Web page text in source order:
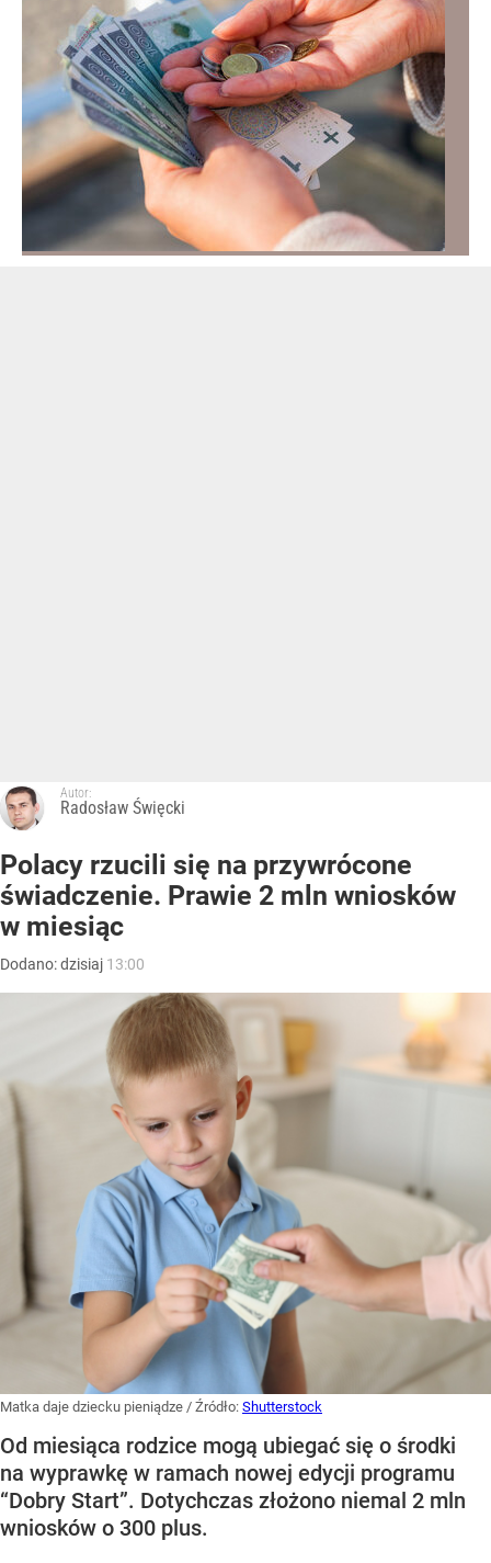
Autor:
Radosław Święcki
Polacy rzucili się na przywrócone
świadczenie. Prawie 2 mln wniosków
w miesiąc
Dodano:dzisiaj 13:00
Matka daje dziecku pieniądze / Źródło: Shutterstock
Od miesiąca rodzice mogą ubiegać się o środki
na wyprawkę w ramach nowej edycji programu
“Dobry Start”. Dotychczas złożono niemal 2 mln
wniosków o 300 plus.